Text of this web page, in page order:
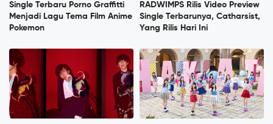
Single Terbaru Porno Graffitti
Menjadi Lagu Tema Film Anime
Pokemon
RADWIMPS Rilis Video Preview
Single Terbarunya, Catharsist,
Yang Rilis Hari Ini